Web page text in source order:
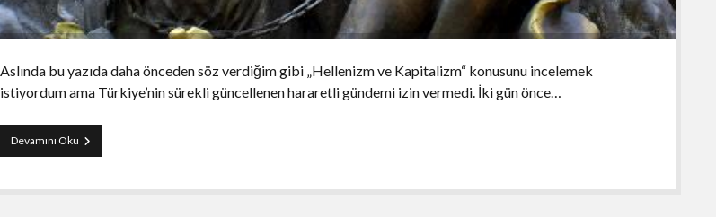
Aslında bu yazıda daha önceden söz verdiğim gibi „Hellenizm ve Kapitalizm“ konusunu incelemek
istiyordum ama Türkiye’nin sürekli güncellenen hararetli gündemi izin vermedi. İki gün önce…
Devamını Oku Kadına
Şiddetin
Planındaki